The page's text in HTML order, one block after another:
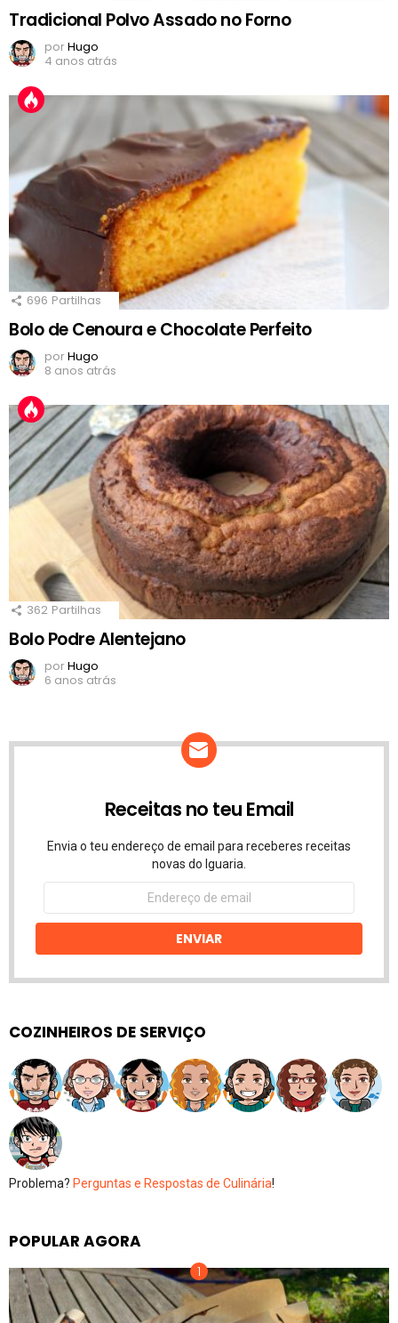
Tradicional Polvo Assado no Forno
porHugo
4 anos atrás
696 Partilhas
Bolo de Cenoura e Chocolate Perfeito
porHugo
8 anos atrás
362 Partilhas
Bolo Podre Alentejano
porHugo
6 anos atrás
Receitas no teu Email
Envia o teu endereço de email para receberes receitas
novas do Iguaria.
Endereço
email
ENVIAR
COZINHEIROS DE SERVIÇO
Problema? Perguntas e Respostas de Culinária!
POPULAR AGORA